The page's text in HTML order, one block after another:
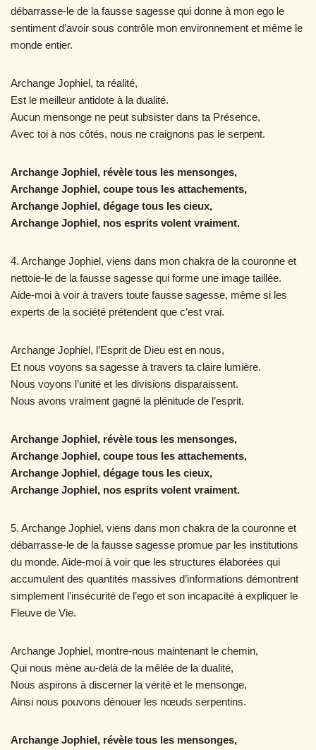
débarrasse-le de la fausse sagesse qui donne à mon ego le
sentiment d’avoir sous contrôle mon environnement et même le
monde entier.
Archange Jophiel, ta réalité,
Est le meilleur antidote à la dualité.
Aucun mensonge ne peut subsister dans ta Présence,
Avec toi à nos côtés, nous ne craignons pas le serpent.
Archange Jophiel, révèle tous les mensonges,
Archange Jophiel, coupe tous les attachements,
Archange Jophiel, dégage tous les cieux,
Archange Jophiel, nos esprits volent vraiment.
4. Archange Jophiel, viens dans mon chakra de la couronne et
nettoie-le de la fausse sagesse qui forme une image taillée.
Aide-moi à voir à travers toute fausse sagesse, même si les
experts de la société prétendent que c’est vrai.
Archange Jophiel, l’Esprit de Dieu est en nous,
Et nous voyons sa sagesse à travers ta claire lumière.
Nous voyons l’unité et les divisions disparaissent.
Nous avons vraiment gagné la plénitude de l’esprit.
Archange Jophiel, révèle tous les mensonges,
Archange Jophiel, coupe tous les attachements,
Archange Jophiel, dégage tous les cieux,
Archange Jophiel, nos esprits volent vraiment.
5. Archange Jophiel, viens dans mon chakra de la couronne et
débarrasse-le de la fausse sagesse promue par les institutions
du monde. Aide-moi à voir que les structures élaborées qui
accumulent des quantités massives d’informations démontrent
simplement l’insécurité de l’ego et son incapacité à expliquer le
Fleuve de Vie.
Archange Jophiel, montre-nous maintenant le chemin,
Qui nous mène au-delà de la mêlée de la dualité,
Nous aspirons à discerner la vérité et le mensonge,
Ainsi nous pouvons dénouer les nœuds serpentins.
Archange Jophiel, révèle tous les mensonges,